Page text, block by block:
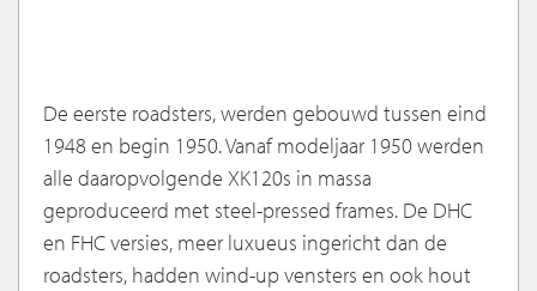
De eerste roadsters, werden gebouwd tussen eind
1948 en begin 1950. Vanaf modeljaar 1950 werden
alle daaropvolgende XK120s in massa
geproduceerd met steel-pressed frames. De DHC
en FHC versies, meer luxueus ingericht dan de
roadsters, hadden wind-up vensters en ook hout